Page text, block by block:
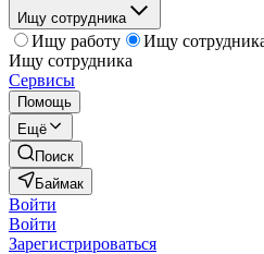
Ищу сотрудника
Ищу работу
Ищу
Ищу сотрудника
Сервисы
Помощь
Ещё
Поиск
Баймак
Войти
Войти
Зарегистрироваться